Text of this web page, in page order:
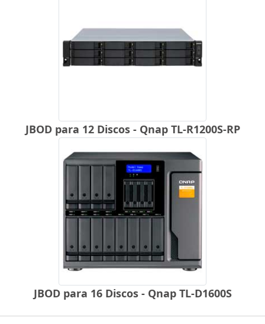
JBOD para 12 Discos - Qnap TL-R1200S-RP
JBOD para 16 Discos - Qnap TL-D1600S